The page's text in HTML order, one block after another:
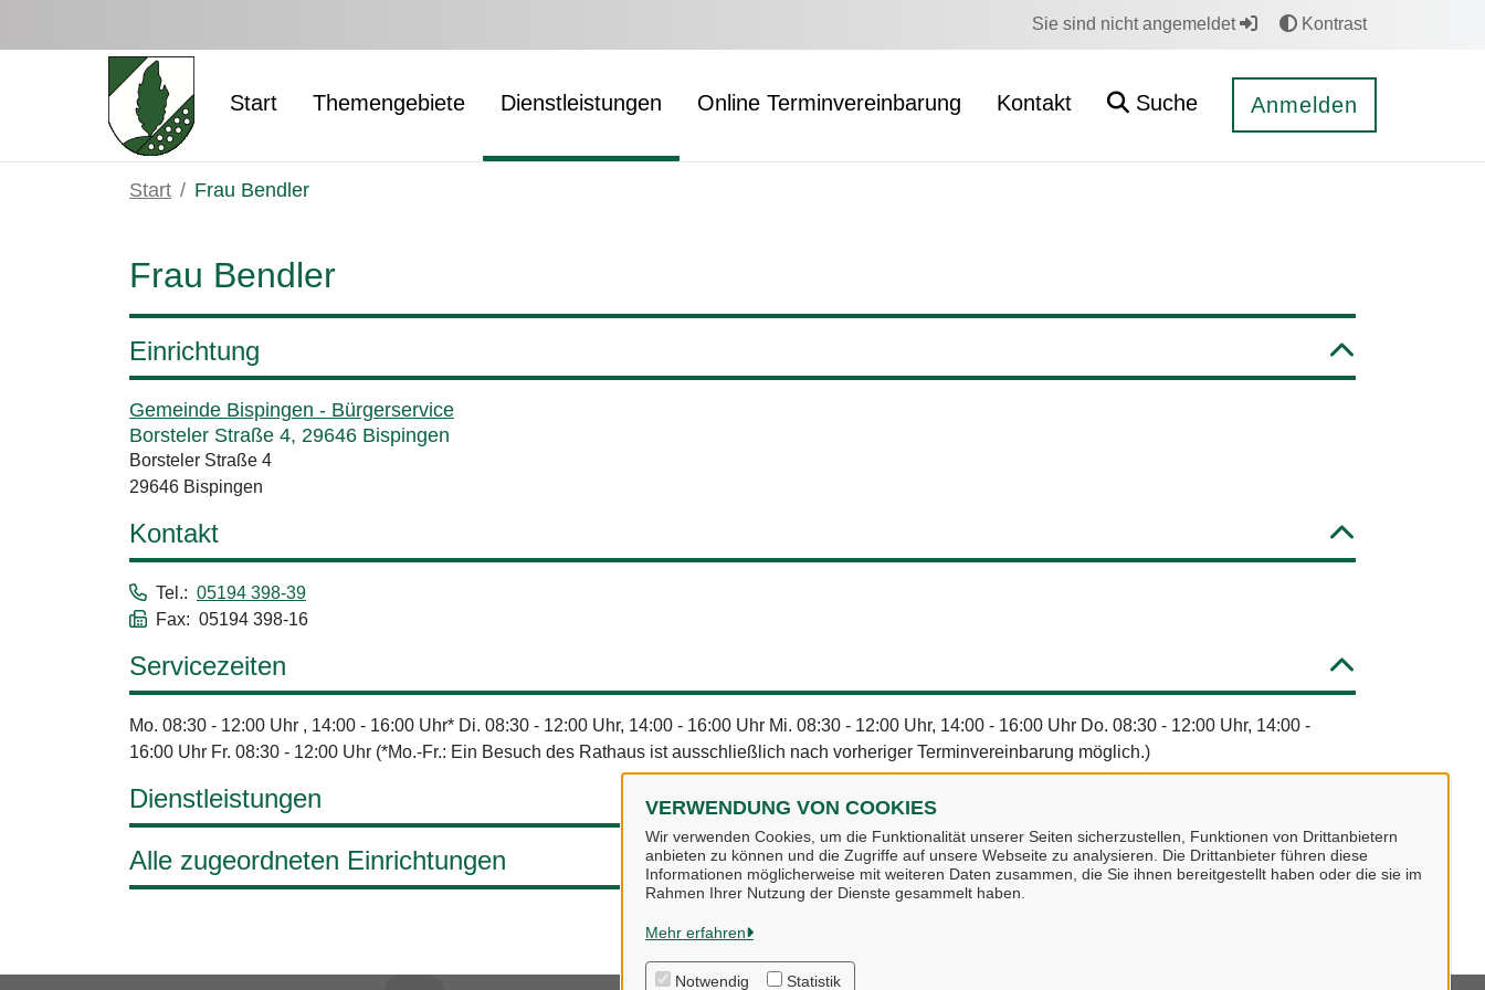
VERWENDUNG VON COOKIES
Wir verwenden Cookies, um die Funktionalität unserer Seiten sicherzustellen, Funktionen von Drittanbietern
anbieten zu können und die Zugriffe auf unsere Webseite zu analysieren. Die Drittanbieter führen diese
Informationen möglicherweise mit weiteren Daten zusammen, die Sie ihnen bereitgestellt haben oder die sie im
Rahmen Ihrer Nutzung der Dienste gesammelt haben.
Mehr erfahren
Notwendig Statistik
Sie sind nicht angemeldet Kontrast
Start Themengebiete Dienstleistungen Online Terminvereinbarung Kontakt Suche Anmelden
Start Frau Bendler
Frau Bendler
Einrichtung
Gemeinde Bispingen - Bürgerservice
Borsteler Straße 4, 29646 Bispingen
Borsteler Straße 4
29646 Bispingen
Kontakt
Tel.: 05194 398-39
Fax: 05194 398-16
Servicezeiten
Mo. 08:30 - 12:00 Uhr , 14:00 - 16:00 Uhr* Di. 08:30 - 12:00 Uhr, 14:00 - 16:00 Uhr Mi. 08:30 - 12:00 Uhr, 14:00 - 16:00 Uhr Do. 08:30 - 12:00 Uhr, 14:00 -
16:00 Uhr Fr. 08:30 - 12:00 Uhr (*Mo.-Fr.: Ein Besuch des Rathaus ist ausschließlich nach vorheriger Terminvereinbarung möglich.)
Dienstleistungen
Alle zugeordneten Einrichtungen